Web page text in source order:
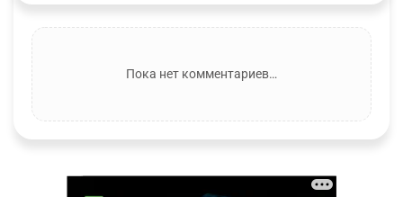
Пока нет комментариев…